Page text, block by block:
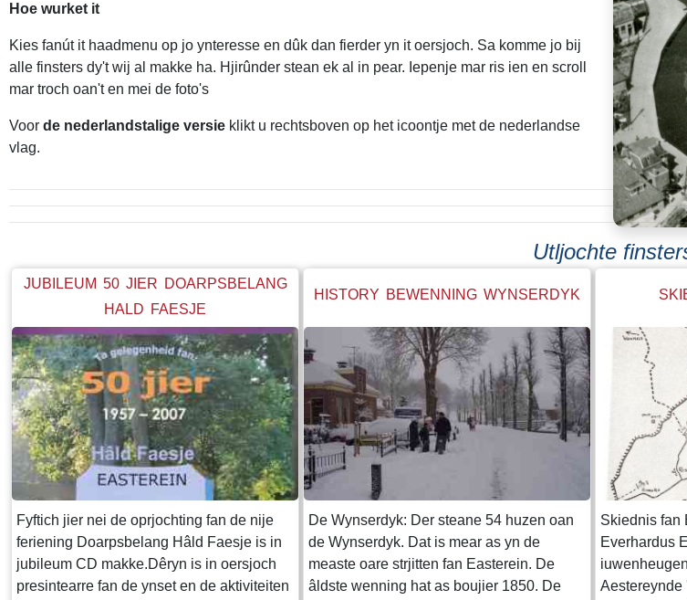
Hoe wurket it
Kies fanút it haadmenu op jo ynteresse en dûk dan fierder yn it oersjoch. Sa komme jo bij
alle finsters dy't wij al makke ha. Hjirûnder stean ek al in pear. Iepenje mar ris ien en scroll
mar troch oan't en mei de foto's
Voor de nederlandstalige versie klikt u rechtsboven op het icoontje met de nederlandse
vlag.
Utljochte
JUBILEUM 50 JIER DOARPSBELANG
HALD FAESJE
Fyftich jier nei de oprjochting fan de nije
feriening Doarpsbelang Hâld Faesje is in
jubileum CD makke.Dêryn is in oersjoch
presintearre fan de ynset en de aktiviteiten
HISTORY BEWENNING WYNSERDYK
De Wynserdyk: Der steane 54 huzen oan
de Wynserdyk. Dat is mear as yn de
measte oare strjitten fan Easterein. De
âldste wenning hat as boujier 1850. De
Skiednis fan
Everhardus
Aestereynde